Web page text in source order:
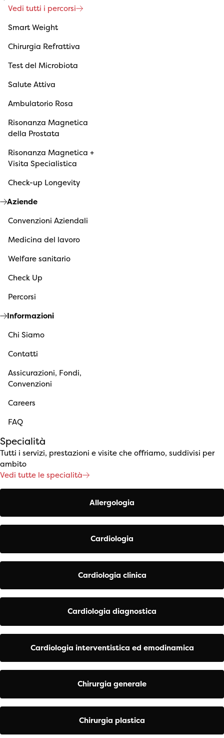
Vedi tutti i percorsi
Smart Weight
Chirurgia Refrattiva
Test del Microbiota
Salute Attiva
Ambulatorio Rosa
Risonanza Magnetica
della Prostata
Risonanza Magnetica +
Visita Specialistica
Check-up Longevity
Aziende
Convenzioni Aziendali
Medicina del lavoro
Welfare sanitario
Check Up
Percorsi
Informazioni
Chi Siamo
Contatti
Assicurazioni, Fondi,
Convenzioni
Careers
FAQ
Specialità
Tutti i servizi, prestazioni e visite che offriamo, suddivisi per
ambito
Vedi tutte le specialità
Allergologia
Cardiologia
Cardiologia clinica
Cardiologia diagnostica
Cardiologia interventistica ed emodinamica
Chirurgia generale
Chirurgia plastica